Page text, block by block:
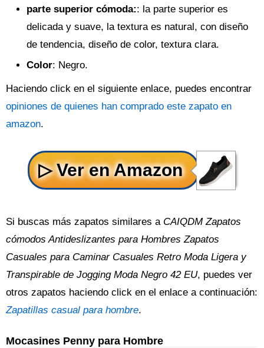
parte superior cómoda:: la parte superior es
delicada y suave, la textura es natural, con diseño
de tendencia, diseño de color, textura clara.
Color: Negro.
Haciendo click en el siguiente enlace, puedes encontrar
opiniones de quienes han comprado este zapato en
amazon.
Si buscas más zapatos similares a CAIQDM Zapatos
cómodos Antideslizantes para Hombres Zapatos
Casuales para Caminar Casuales Retro Moda Ligera y
Transpirable de Jogging Moda Negro 42 EU, puedes ver
otros zapatos haciendo click en el enlace a continuación:
Zapatillas casual para hombre.
Mocasines Penny para Hombre